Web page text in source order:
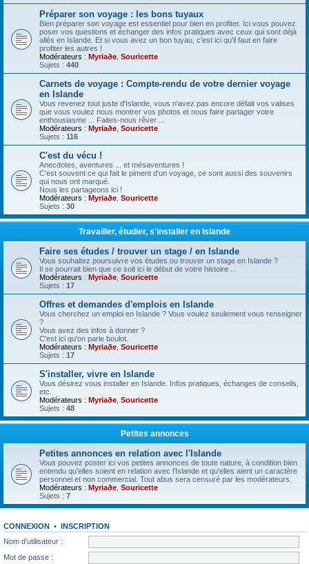
Préparer son voyage : les bons tuyaux
Bien préparer son voyage est essentiel pour bien en profiter. Ici vous pouvez
poser vos questions et échanger des infos pratiques avec ceux qui sont déjà
allés en Islande. Et si vous avez un bon tuyau, c'est ici qu'il faut en faire
profiter les autres !
Modérateurs : Myriaðe Souricette
Sujets : 440
Carnets de voyage : Compte-rendu de votre dernier voyage
en Islande
Vous revenez tout juste d'Islande, vous n'avez pas encore défait vos valises
que vous voulez nous montrer vos photos et nous faire partager votre
enthousiasme ... Faites-nous rêver ...
Modérateurs : Myriaðe Souricette
Sujets : 116
C'est du vécu !
Anecdotes, aventures ... et mésaventures !
C'est souvent ce qui fait le piment d'un voyage, ce sont aussi des souvenirs
qui nous ont marqué.
Nous les partageons ici !
Modérateurs : Myriaðe Souricette
Sujets : 30
Travailler, étudier, s'installer en Islande
Faire ses études / trouver un stage / en Islande
Vous souhaitez poursuivre vos études ou trouver un stage en Islande ?
Il se pourrait bien que ce soit ici le début de votre histoire ...
Modérateurs : Myriaðe Souricette
Sujets : 17
Offres et demandes d'emplois en Islande
Vous cherchez un emploi en Islande ? Vous voulez seulement vous renseigner
?
Vous avez des infos à donner ?
C'est ici qu'on parle boulot.
Modérateurs : Myriaðe Souricette
Sujets : 17
S'installer, vivre en Islande
Vous désirez vous installer en Islande. Infos pratiques, échanges de conseils,
etc.
Modérateurs : Myriaðe Souricette
Sujets : 48
Petites annonces
Petites annonces en relation avec l'Islande
Vous pouvez poster ici vos petites annonces de toute nature, à condition bien
entendu qu'elles soient en relation avec l'Islande et qu'elles aient un caractère
personnel et non commercial. Tout abus sera censuré par les modérateurs.
Modérateurs : Myriaðe Souricette
Sujets : 7
CONNEXION • INSCRIPTION
Nom d’utilisateur :
Mot de passe :